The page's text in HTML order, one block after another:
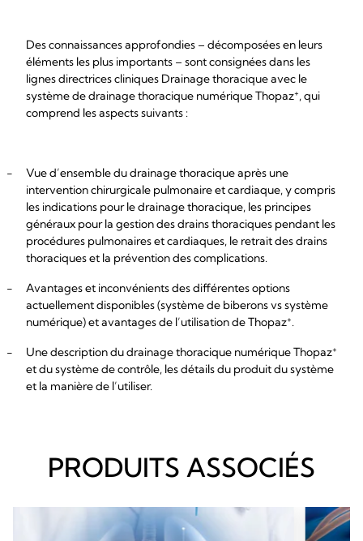
Des connaissances approfondies – décomposées en leurs
éléments les plus importants – sont consignées dans les
lignes directrices cliniques Drainage thoracique avec le
système de drainage thoracique numérique Thopaz+, qui
comprend les aspects suivants :
-
Vue d’ensemble du drainage thoracique après une
intervention chirurgicale pulmonaire et cardiaque, y compris
les indications pour le drainage thoracique, les principes
généraux pour la gestion des drains thoraciques pendant les
procédures pulmonaires et cardiaques, le retrait des drains
thoraciques et la prévention des complications.
-
Avantages et inconvénients des différentes options
actuellement disponibles (système de biberons vs système
numérique) et avantages de l’utilisation de Thopaz+.
- Une description du drainage thoracique numérique Thopaz+
et du système de contrôle, les détails du produit du système
et la manière de l’utiliser.
PRODUITS ASSOCIÉS